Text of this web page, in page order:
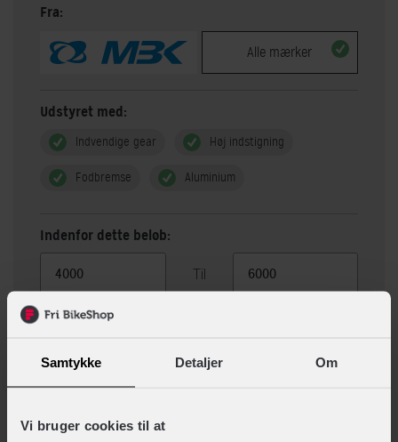
Samtykke Detaljer Om
Vi bruger cookies til at
Fra:
Alle mærker
Udstyret med:
Indvendige gear Høj indstigning
Fodbremse Aluminium
Indenfor dette beløb:
Til